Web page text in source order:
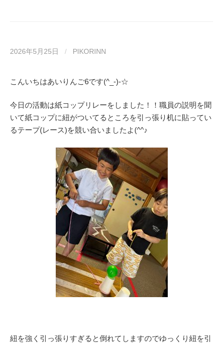
2026年5月25日 / PIKORINN
こんいちはあいりんご6です(^_-)-☆
今日の活動は紙コップリレーをしました！！職員の説明を聞
いて紙コップに紐がついてるところを引っ張り机に貼ってい
るテープ(レース)を競い合いましたよ(^^♪
紐を強く引っ張りすぎると倒れてしますのでゆっくり紐を引